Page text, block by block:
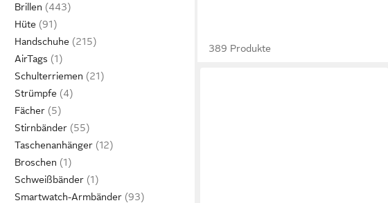
Brillen
Hüte
Handschuhe
AirTags
Schulterriemen
Strümpfe
Fächer
Stirnbänder
Taschenanhänger
Broschen
Schweißbänder
Smartwatch-Armbänder
389 Produkte